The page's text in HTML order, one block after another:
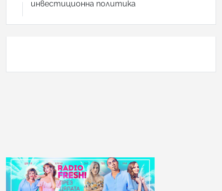
инвестиционна политика